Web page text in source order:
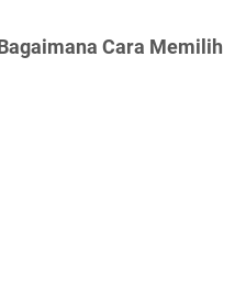
Cara Memilih